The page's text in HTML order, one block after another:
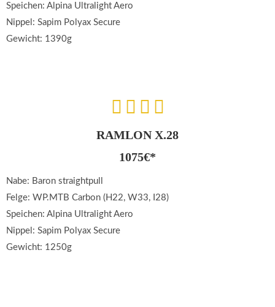
Speichen: Alpina Ultralight Aero
Nippel: Sapim Polyax Secure
Gewicht: 1390g
RAMLON X.28
1075€*
Nabe: Baron straightpull
Felge: WP.MTB Carbon (H22, W33, I28)
Speichen: Alpina Ultralight Aero
Nippel: Sapim Polyax Secure
Gewicht: 1250g